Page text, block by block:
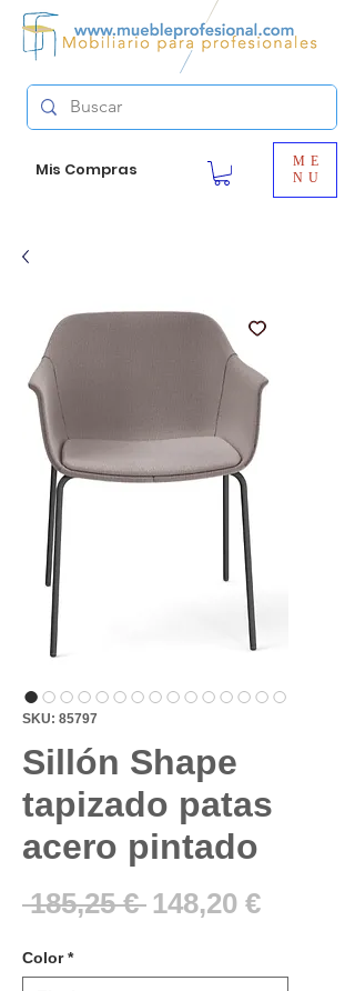
Mis Compras
ME
NU
SKU: 85797
Sillón Shape
tapizado patas
acero pintado
185,25 € Precio
148,20 €Precio
oferta
Color *